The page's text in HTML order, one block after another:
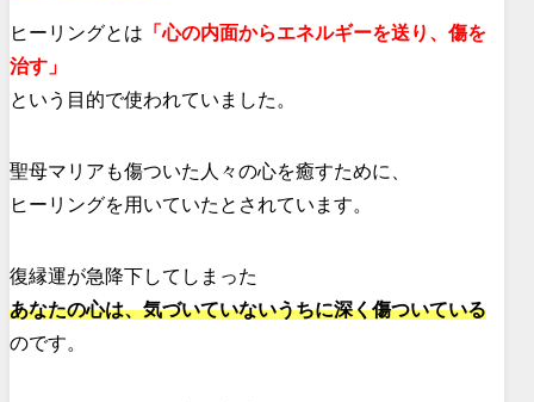
ヒーリングとは 「心の内面からエネルギーを送り、傷を
治す」
という目的で使われていました。
聖母マリアも傷ついた人々の心を癒すために、
ヒーリングを用いていたとされています。
復縁運が急降下してしまった
あなたの心は、気づいていないうちに深く傷ついている
のです。